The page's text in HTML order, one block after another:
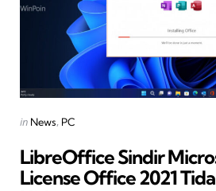
Categories
Posted
in News PC
LibreOffice Sindir
License Office 2021